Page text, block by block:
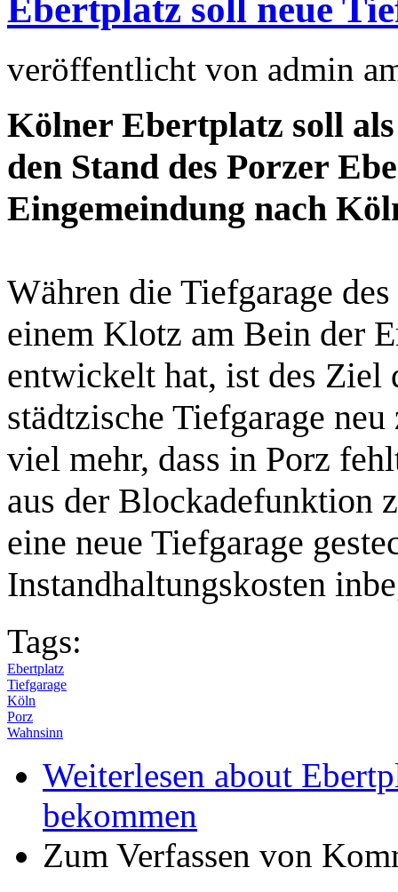
Ebertplatz soll neue
veröffentlicht von admin
Kölner Ebertplatz soll
den Stand des Porzer
Eingemeindung nach
Währen die Tiefgarage
einem Klotz am Bein der
entwickelt hat, ist des Ziel
städtzische Tiefgarage
viel mehr, dass in Porz
aus der Blockadefunktion
eine neue Tiefgarage
Instandhaltungskosten
Tags:
Ebertplatz
Tiefgarage
Köln
Porz
Wahnsinn
Weiterlesen about
bekommen
Zum Verfassen von